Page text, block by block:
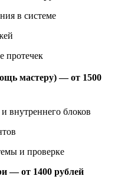
в системе
протечек
мастеру) — от 1500
внутреннего блоков
и проверке
— от 1400 рублей